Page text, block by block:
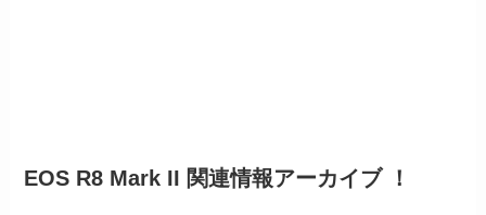
EOS R8 Mark II 関連情報アーカイブ ！